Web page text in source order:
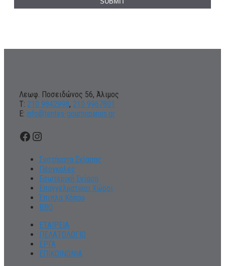
Λεωφ. Ποσειδώνος 56, Άλιμος
Τ: 210 9842998, 210 9967801
Ε: info@tentes-gournopanos.gr
Facebook
Instagram
Συστήματα Σκίασης
Πέργκολες
Εσωτερική Σκίαση
Επαγγελματικοι Χώροι
Έπιπλα Κήπου
BBQ
ΕΤΑΙΡΕΙΑ
ΠΕΛΑΤΟΛΟΓΙΟ
ΕΡΓΑ
ΕΠΙΚΟΙΝΩΝΙΑ